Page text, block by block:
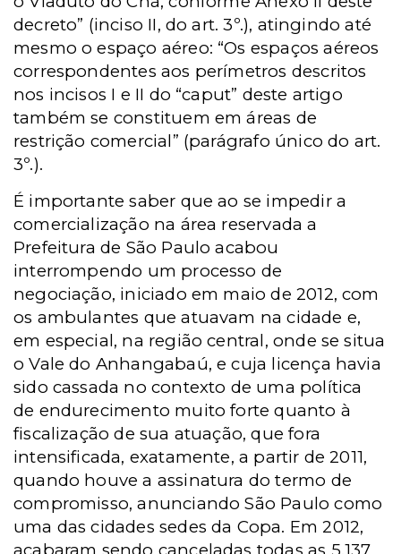
decreto” (inciso II, do art. 3º.), atingindo até
mesmo o espaço aéreo: “Os espaços aéreos
correspondentes aos perímetros descritos
nos incisos I e II do “caput” deste artigo
também se constituem em áreas de
restrição comercial” (parágrafo único do art.
3º.).
É importante saber que ao se impedir a
comercialização na área reservada a
Prefeitura de São Paulo acabou
interrompendo um processo de
negociação, iniciado em maio de 2012, com
os ambulantes que atuavam na cidade e,
em especial, na região central, onde se situa
o Vale do Anhangabaú, e cuja licença havia
sido cassada no contexto de uma política
de endurecimento muito forte quanto à
fiscalização de sua atuação, que fora
intensificada, exatamente, a partir de 2011,
quando houve a assinatura do termo de
compromisso, anunciando São Paulo como
uma das cidades sedes da Copa. Em 2012,
acabaram sendo canceladas todas as 5.137